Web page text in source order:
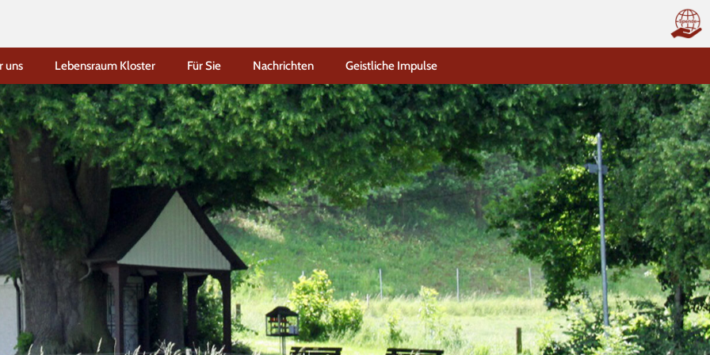
uns Lebensraum Kloster Für Sie Nachrichten Geistliche Impulse